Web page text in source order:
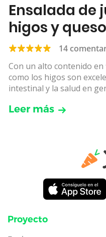
Ensalada de
higos y
cabra
14
Con un alto contenido
como los higos son
intestinal y la salud en
Leer más
Proyecto